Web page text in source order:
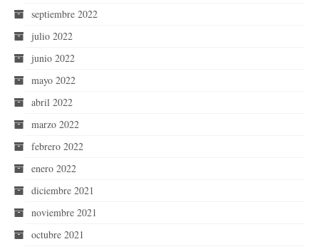
septiembre 2022
julio 2022
junio 2022
mayo 2022
abril 2022
marzo 2022
febrero 2022
enero 2022
diciembre 2021
noviembre 2021
octubre 2021